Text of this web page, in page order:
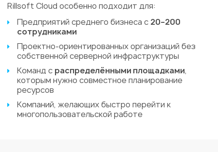
Rillsoft Cloud особенно подходит для:
Предприятий среднего бизнеса с 20–200
сотрудниками
Проектно-ориентированных организаций без
собственной серверной инфраструктуры
Команд с распределёнными площадками,
которым нужно совместное планирование
ресурсов
Компаний, желающих быстро перейти к
многопользовательской работе